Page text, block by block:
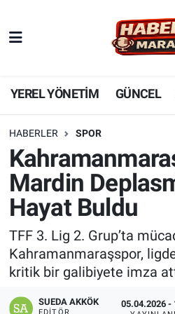
YEREL YÖNETİM GÜNCEL
HABERLER SPOR
Mardin
Hayat Buldu
TFF 3. Lig 2. Grup’ta
Kahramanmaraşspor,
kritik bir galibiyete imza
SUEDA AKKÖK 05.04.2026 -
YEREL YÖNETİM
GÜNCEL
KADIN AİLE
SPOR
DÜNYA
EKONOMİ
SİYASET
Nöbetçi Eczaneler
Hava Durumu
Süper Lig Puan Durumu
Tüm Manşetler
Son Dakika Haberleri
Haber Arşivi